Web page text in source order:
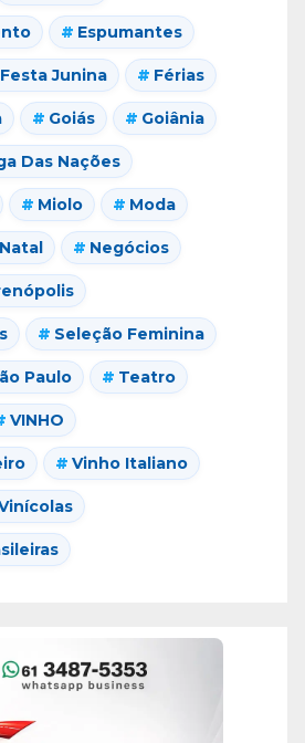
Espumantes
Festa Junina Férias
Goiás Goiânia
Das Nações
Miolo Moda
Natal Negócios
Seleção Feminina
Paulo Teatro
VINHO
Vinho Italiano